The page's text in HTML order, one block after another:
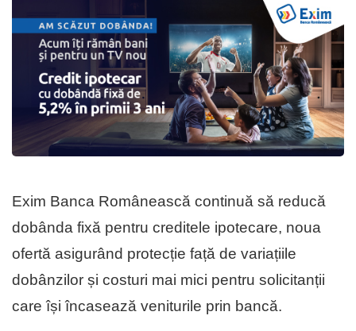
Exim Banca Românească continuă să reducă
dobânda fixă pentru creditele ipotecare, noua
ofertă asigurând protecție față de variațiile
dobânzilor și costuri mai mici pentru solicitanții
care își încasează veniturile prin bancă.